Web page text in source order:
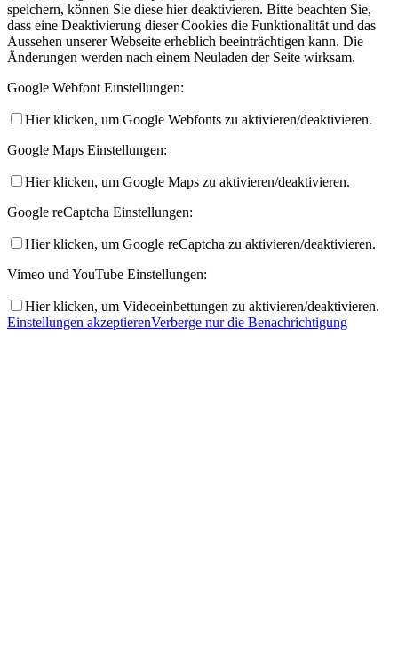
speichern, können Sie diese hier deaktivieren. Bitte beachten Sie,
dass eine Deaktivierung dieser Cookies die Funktionalität und das
Aussehen unserer Webseite erheblich beeinträchtigen kann. Die
Änderungen werden nach einem Neuladen der Seite wirksam.
Google Webfont Einstellungen:
Hier klicken, um Google Webfonts zu aktivieren/deaktivieren.
Google Maps Einstellungen:
Hier klicken, um Google Maps zu aktivieren/deaktivieren.
Google reCaptcha Einstellungen:
Hier klicken, um Google reCaptcha zu aktivieren/deaktivieren.
Vimeo und YouTube Einstellungen:
Hier klicken, um Videoeinbettungen zu aktivieren/deaktivieren.
Einstellungen akzeptierenVerberge nur die Benachrichtigung